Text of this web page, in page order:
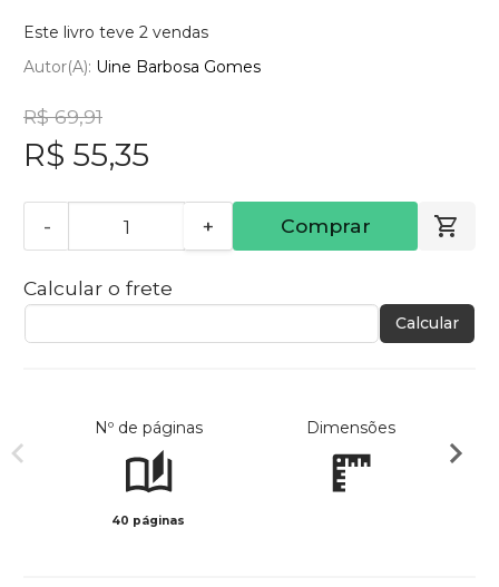
Este livro teve 2 vendas
Autor(a): Uine Barbosa Gomes
R$ 69,91
R$ 55,35
- + Comprar
Calcular o frete
Calcular
Nº de páginas
40 páginas
Dimensões